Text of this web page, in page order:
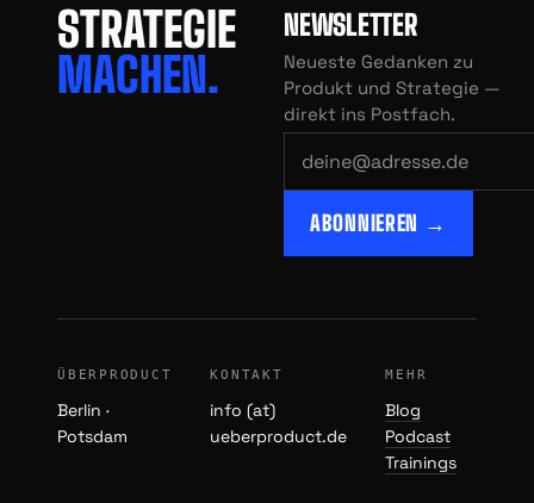
STRATEGIE
MACHEN.
NEWSLETTER
Neueste Gedanken zu
Produkt und Strategie —
direkt ins Postfach.
ABONNIEREN →
ÜBERPRODUCT
Berlin ·
Potsdam
KONTAKT
info (at)
ueberproduct.de
MEHR
Blog
Podcast
Trainings